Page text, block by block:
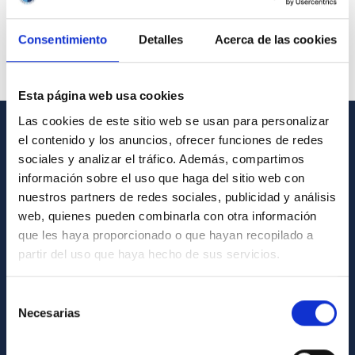
Consentimiento Detalles Acerca de las cookies
Esta página web usa cookies
Las cookies de este sitio web se usan para personalizar
el contenido y los anuncios, ofrecer funciones de redes
sociales y analizar el tráfico. Además, compartimos
información sobre el uso que haga del sitio web con
nuestros partners de redes sociales, publicidad y análisis
web, quienes pueden combinarla con otra información
que les haya proporcionado o que hayan recopilado a
partir del uso que haya hecho de sus servicios.
Necesarias
GENERAL INFORMATION
Contact
How to get to the IAC
List of personnel
Library